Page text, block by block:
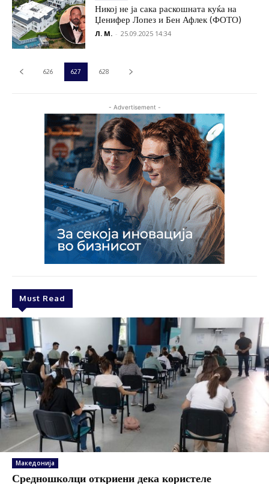
- Advertisement -
Must Read
Македонија
Средношколци откриени дека користеле
Никој не ја сака раскошната куќа на
Џенифер Лопез и Бен Афлек (ФОТО)
Л. М. - 25.09.2025 14:34
626 627 628